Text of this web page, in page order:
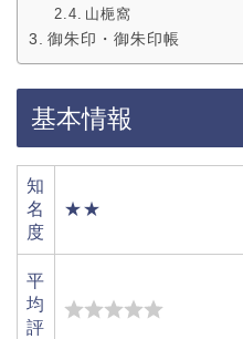
山梔窩
御朱印・御朱印帳
基本情報
知
名
度
★★
平
均
評